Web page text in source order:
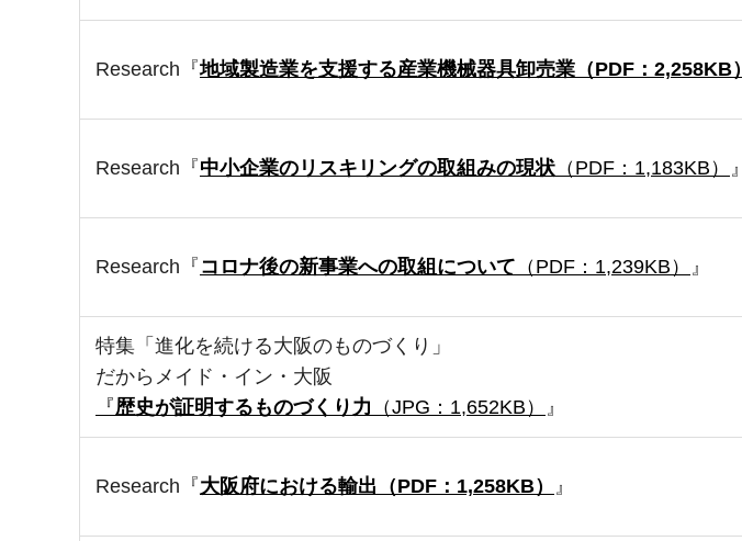
Research『地域製造業を支援する産業機械器具卸売業（PDF：2,258KB）
Research『中小企業のリスキリングの取組みの現状 （PDF：1,183KB） 』
Research『 コロナ後の新事業への取組について （PDF：1,239KB） 』
特集「進化を続ける大阪のものづくり」
だからメイド・イン・大阪
『歴史が証明するものづくり力 （JPG：1,652KB） 』
Research『大阪府における輸出（PDF：1,258KB） 』